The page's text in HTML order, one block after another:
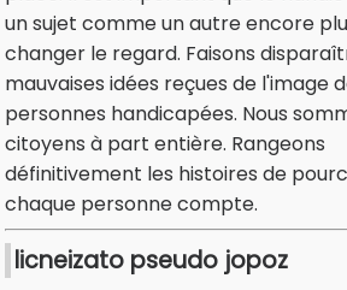
un sujet comme un autre encore
changer le regard. Faisons
mauvaises idées reçues de l'image
personnes handicapées. Nous
citoyens à part entière. Rangeons
définitivement les histoires de
chaque personne compte.
licneizato pseudo jopoz